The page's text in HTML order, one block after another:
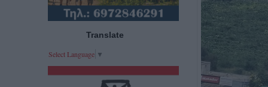
Translate
Select Language ▼